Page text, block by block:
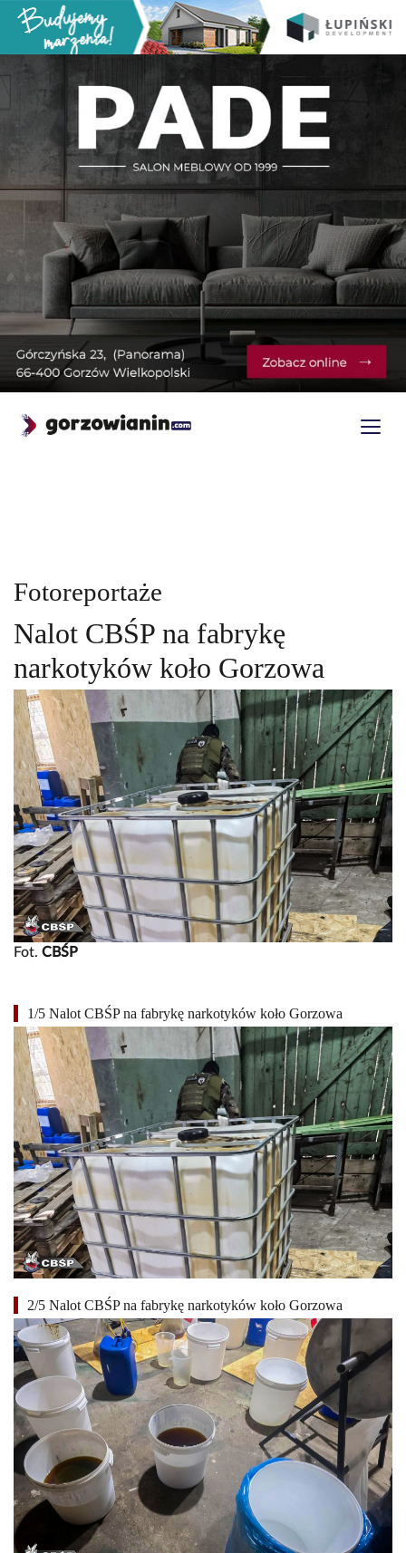
Fotoreportaże
Nalot CBŚP na fabrykę
narkotyków koło Gorzowa
Fot. CBŚP
1/5 Nalot CBŚP na fabrykę narkotyków koło Gorzowa
2/5 Nalot CBŚP na fabrykę narkotyków koło Gorzowa